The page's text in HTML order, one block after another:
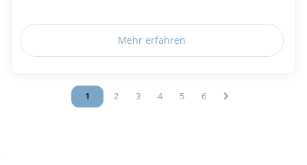
Mehr erfahren
Vous êtes sur la page
1 Vous êtes sur la page
2 Vous êtes sur la page
3 Vous êtes sur la page
4 Vous êtes sur la page
5 Vous êtes sur la page
6